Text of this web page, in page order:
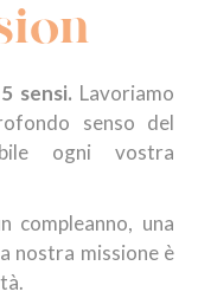
sensi. Lavoriamo
senso del
ogni vostra
una
nostra missione è